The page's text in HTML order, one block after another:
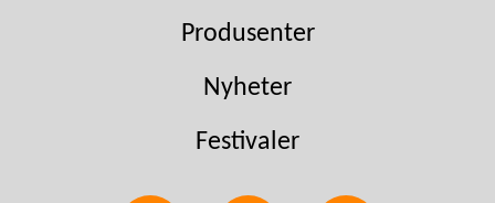
Produsenter
Nyheter
Festivaler